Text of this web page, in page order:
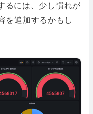
るには、少し慣れが
を追加するかもし